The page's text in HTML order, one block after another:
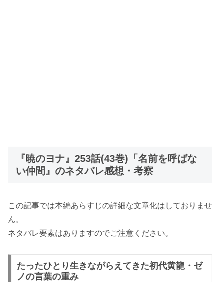
『暁のヨナ』253話(43巻)「名前を呼ばな
い仲間』のネタバレ感想・考察
この記事では本編あらすじの詳細な文章化はしておりませ
ん。
ネタバレ要素はありますのでご注意ください。
たったひとり生きながらえてきた初代黄龍・ゼ
ノの言葉の重み